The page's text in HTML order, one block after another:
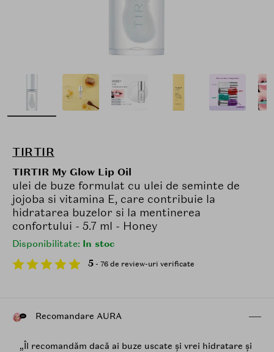
TIRTIR
TIRTIR My Glow Lip Oil
ulei de buze formulat cu ulei de seminte de
jojoba si vitamina E, care contribuie la
hidratarea buzelor si la mentinerea
confortului - 5.7 ml - Honey
Disponibilitate: In stoc
5 - 76 de review-uri verificate
Recomandare AURA
„Îl recomandăm dacă ai buze uscate și vrei hidratare și